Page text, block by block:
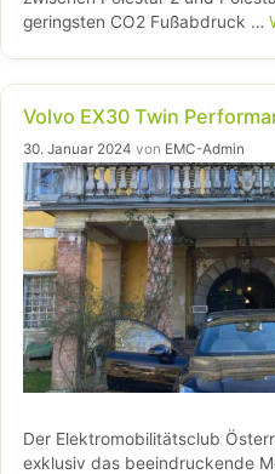
geringsten CO2 Fußabdruck …
Volvo EX30 Twin
30. Januar 2024 von EMC-Admin
Der Elektromobilitätsclub
exklusiv das beeindruckende